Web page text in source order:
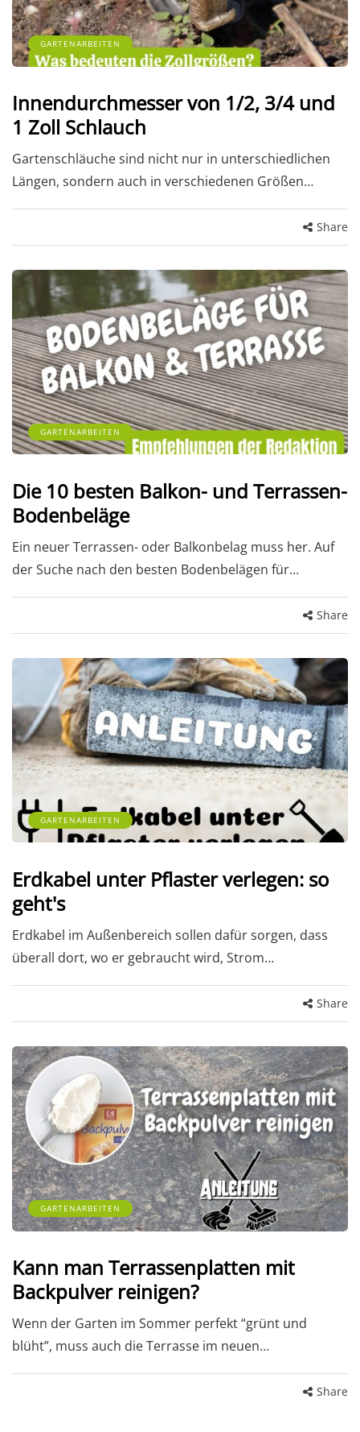
GARTENARBEITEN
Innendurchmesser von 1/2, 3/4 und
1 Zoll Schlauch
Gartenschläuche sind nicht nur in unterschiedlichen
Längen, sondern auch in verschiedenen Größen…
Share
GARTENARBEITEN
Die 10 besten Balkon- und Terrassen-
Bodenbeläge
Ein neuer Terrassen- oder Balkonbelag muss her. Auf
der Suche nach den besten Bodenbelägen für…
Share
GARTENARBEITEN
Erdkabel unter Pflaster verlegen: so
geht's
Erdkabel im Außenbereich sollen dafür sorgen, dass
überall dort, wo er gebraucht wird, Strom…
Share
GARTENARBEITEN
Kann man Terrassenplatten mit
Backpulver reinigen?
Wenn der Garten im Sommer perfekt “grünt und
blüht”, muss auch die Terrasse im neuen…
Share